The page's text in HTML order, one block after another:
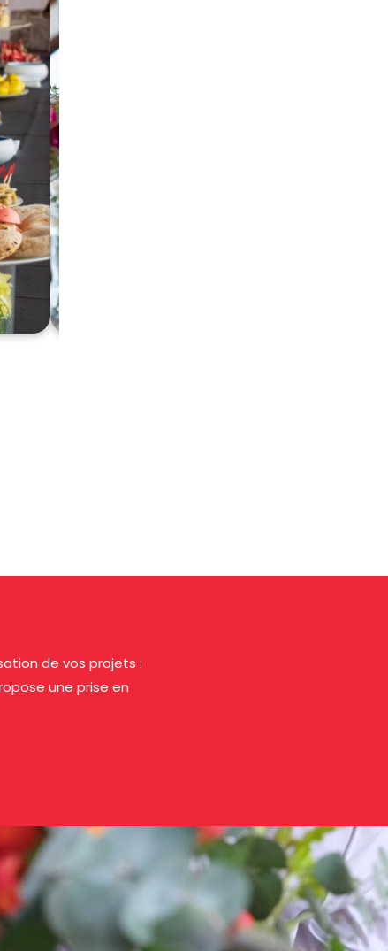
de vos projets :
une prise en